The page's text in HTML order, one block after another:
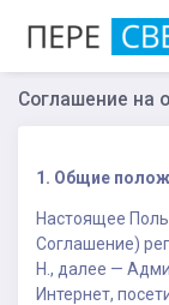
Соглашение на
1. Общие
Настоящее
Соглашение)
Н., далее —
Интернет,